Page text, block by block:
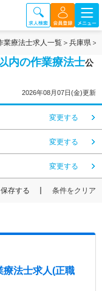
業療法士求人一覧 兵庫県
内の作業療法士公
2026年08月07日(金)更新
変更する
変更する
変更する
存する 条件をクリア
療法士求人(正職